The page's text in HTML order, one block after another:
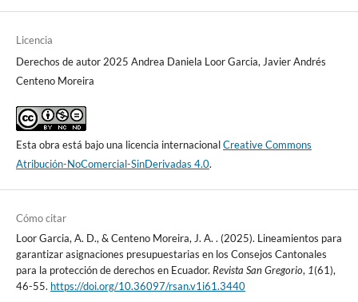
Licencia
Derechos de autor 2025 Andrea Daniela Loor Garcia, Javier Andrés
Centeno Moreira
Esta obra está bajo una licencia internacionalCreative Commons
Atribución-NoComercial-SinDerivadas 4.0.
Cómo citar
Loor Garcia, A. D., & Centeno Moreira, J. A. . (2025). Lineamientos para
garantizar asignaciones presupuestarias en los Consejos Cantonales
para la protección de derechos en Ecuador. Revista San Gregorio, 1(61),
46-55. https://doi.org/10.36097/rsan.v1i61.3440